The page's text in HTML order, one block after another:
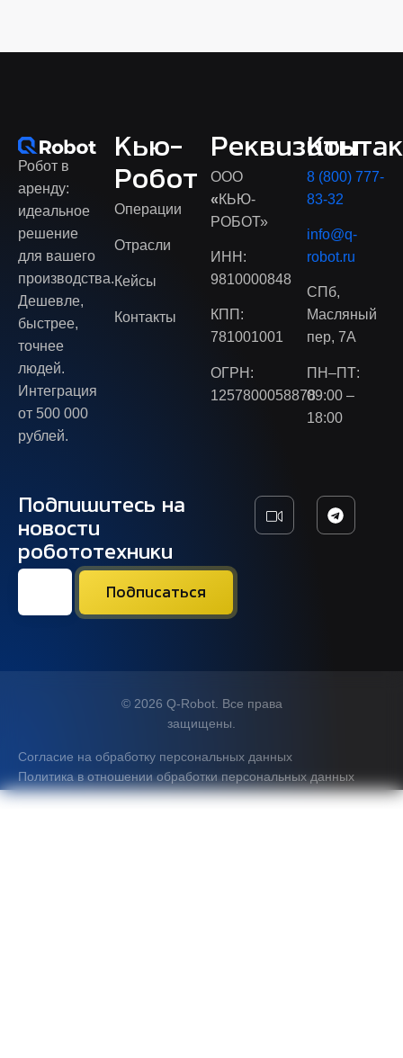
Робот в
аренду:
идеальное
решение
для вашего
производства.
Дешевле,
быстрее,
точнее
людей.
Интеграция
от 500 000
рублей.
Кью-
Робот
Операции
Отрасли
Кейсы
Контакты
Реквизиты
ООО
«КЬЮ-
РОБОТ»
ИНН:
9810000848
КПП:
781001001
ОГРН:
1257800058878
8 (800) 777-
83-32
info@q-
robot.ru
СПб,
Масляный
пер, 7А
ПН–ПТ:
09:00 –
18:00
Подпишитесь на
новости
робототехники
© 2026 Q-Robot. Все права
защищены.
Согласие на обработку персональных данных
Политика в отношении обработки персональных данных